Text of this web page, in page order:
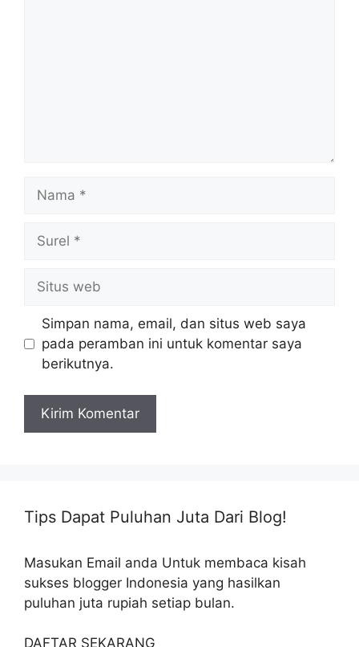
Nama
Surel
Situs
web
Simpan nama, email, dan situs web saya
pada peramban ini untuk komentar saya
berikutnya.
Tips Dapat Puluhan Juta Dari Blog!
Masukan Email anda Untuk membaca kisah
sukses blogger Indonesia yang hasilkan
puluhan juta rupiah setiap bulan.
DAFTAR SEKARANG